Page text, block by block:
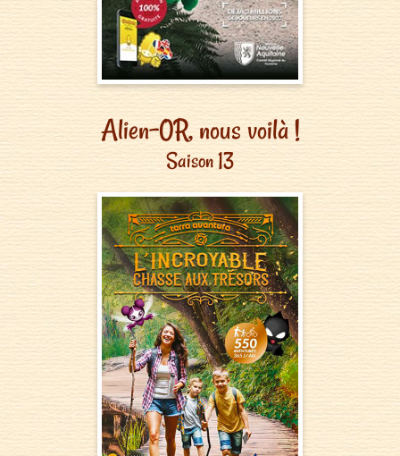
Alien-0R, nous voilà !
Saison 13